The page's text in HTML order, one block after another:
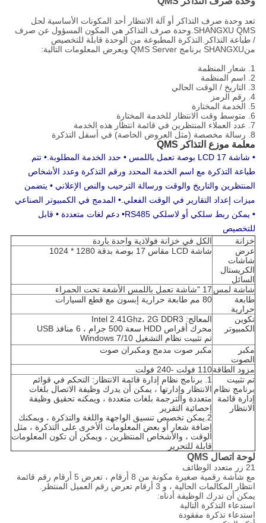
تعد وحدة صرف التذاكر أو آلة الانتظار أحد المكونات الأساسية لحل
SHANGXU QMS.وحدة صرف التذاكر هي المكون المسؤول عن صرف
/ طباعة التذاكر.التذكرة المطبوعة من الوحدة قابلة للتخصيص
منSHANGXU برنامج QMS Server ويعرض المعلومات التالية:
1. شعار المنظمة
2. اسم المنظمة
3. التاريخ / الوقت الحالي
4. رقم الرمز
5. الخدمة المختارة
6. متوسط ​​وقت الانتظار للخدمة المختارة
7. عدد العملاء المنتظرين في قائمة انتظار هذه الخدمة
8. رسالة مخصصة (مثل العروض الخاصة) في أسفل التذكرة
معلمة موزع التذاكر QMS
• شاشة LCD 17 بوصة تعمل باللمس • حدد الخدمة المطلوبة.• تتم
طباعة التذكرة مع اسم الخدمة المحدد ورقم التذكرة وعدد الأشخاص
المنتظرين والتاريخ والوقت ورسالة الترحيب والنص الإعلاني • يتضمن
ميزات إعداد التقارير في الوقت الفعلي.• المدمج في الكمبيوتر الصناعي
• يمكن ربط سلكي أو لاسلكي RS485
• دعم لغات متعددة • قابل
للتخصيص
خزانة
الكل في خزانة فولاذية واحدة باردة
عرض
شاشات
الكريستال
السائل
شاشة LCD مقاس 17 بوصة بدقة 1280 * 1024
شاشة لمس 17 "شاشة تعمل باللمس الأشعة تحت الحمراء
طابعة
حرارية
80 مم طابعة حرارية إبسون مع قطع السيارات
تكوين
الكمبيوتر
المعالج: Intel 2.41Ghz، 2G DDR3
محرك أقراص HDD سعة 500 جرام ، 6 منافذ USB
تم تثبيت نظام التشغيل Windows 7/10
مكبر
الصوت
مكبر صوت مدمج ومكبران صوت
مزود الطاقة110 فولت -240 فولت
تم تثبيت
برنامج نظام
إدارة قائمة
الانتظار
1. برنامج نظام إدارة قائمة الانتظار: التحكم في قوائم
الانتظار وإدارتها ، يمكن أن يدرك وظيفة الاتصال بلغات
متعددة والترجمة بلغات متعددة ، ويمكنه تحقيق وظيفة
إحصائية التقرير
2.يمكن تخصيص تنسيق الواجهة واللغة والتذكرة ، ويمكنك
إضافة شعار أو بعض المعلومات الأخرى على التذكرة ، مثل
الوقت ، والأشخاص المنتظرين ، ويمكن أن تكون المعلومات
قابلة للتحرير
لوحة اتصال QMS
21 زر متعدد الوظائف
مع شاشة رقمية صغيرة مكونة من 8 أرقام ، تعرض 5 أرقام رقم قائمة
انتظار المكالمات الحالية ، و 3 أرقام تعرض رقم العميل المنتظر.
يمكن أن تدرك الوظيفة أدناه:
استدعاء التذكرة التالية
استدعاء تذكرة مفقودة